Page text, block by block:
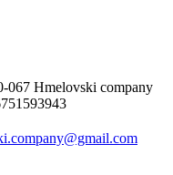
067 Hmelovski company